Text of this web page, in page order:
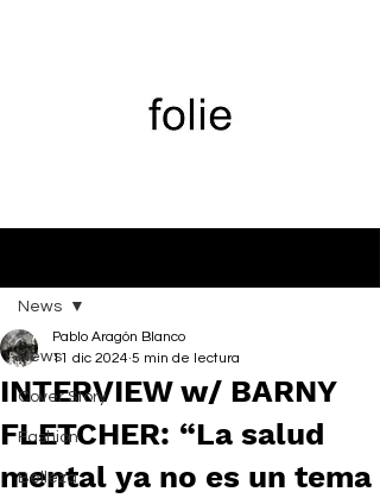
News
Cover Story
Fashion
Belleza
News
INTERVIEW w/ BARNY
FLETCHER: “La salud
mental ya no es un tema
Pablo Aragón Blanco
11 dic 2024 5 min de lectura